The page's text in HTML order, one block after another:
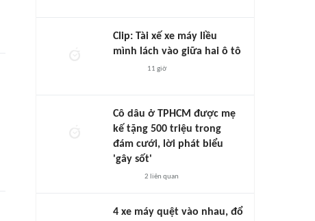
Clip: Tài xế xe máy liều
mình lách vào giữa hai ô tô
11 giờ
Cô dâu ở TPHCM được mẹ
kế tặng 500 triệu trong
đám cưới, lời phát biểu
'gây sốt'
2 liên quan
4 xe máy quệt vào nhau, đổ